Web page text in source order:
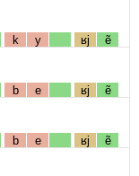
k y ʁj ẽ
b e ʁj ẽ
b e ʁj ẽ